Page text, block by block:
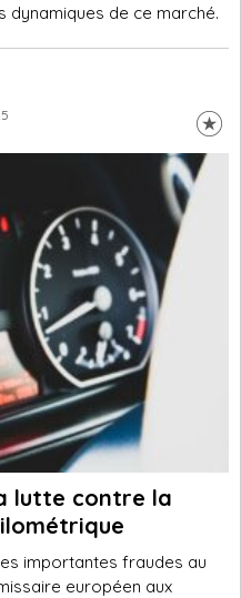
dynamiques de ce marché.
lutte contre la
importantes fraudes au
européen aux